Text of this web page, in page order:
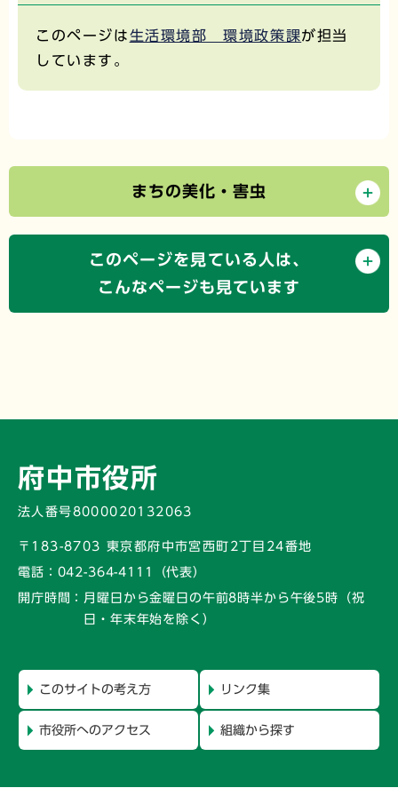
このページは生活環境部 環境政策課が担当
しています。
まちの美化・害虫
このページを見ている人は、
こんなページも見ています
府中市役所
法人番号8000020132063
〒183-8703 東京都府中市宮西町2丁目24番地
電話： 042-364-4111（代表）
開庁時間： 月曜日から金曜日の午前8時半から午後5時 （祝
日・年末年始を除く）
このサイトの考え方 リンク集
市役所へのアクセス 組織から探す